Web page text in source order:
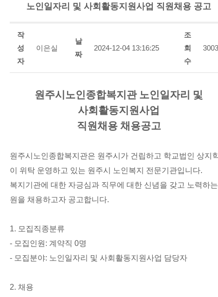
노인일자리 및 사회활동지원사업 직원채용 공고
작
성
자
이은실
날
짜
2024-12-04 13:16:25
조
회
수
3003
원주시노인종합복지관 노인일자리 및
사회활동지원사업
직원채용 채용공고
원주시노인종합복지관은 원주시가 건립하고 학교법인 상지
이 위탁 운영하고 있는 원주시 노인복지 전문기관입니다.
복지기관에 대한 자긍심과 직무에 대한 신념을 갖고 노력하는 직
원을 채용하고자 공고합니다.
1. 모집직종분류
- 모집인원 : 계약직 0명
- 모집분야: 노인일자리 및 사회활동지원사업 담당자
2. 채용